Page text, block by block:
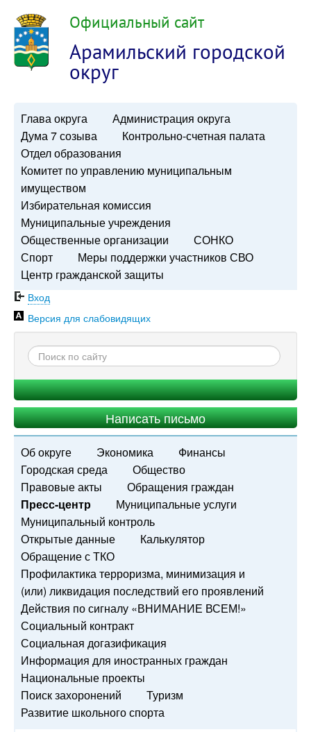
Официальный сайт
Арамильский городской
округ
Глава округа
Администрация округа
Дума 7 созыва
Контрольно-счетная палата
Отдел образования
Комитет по управлению муниципальным
имуществом
Избирательная комиссия
Муниципальные учреждения
Общественные организации
СОНКО
Спорт
Меры поддержки участников СВО
Центр гражданской защиты
Вход
Версия для слабовидящих
Написать письмо
Об округе Экономика
Финансы
Городская среда
Общество
Правовые акты
Обращения граждан
Пресс-центр
Муниципальные услуги
Муниципальный контроль
Открытые данные
Калькулятор
Обращение с ТКО
Профилактика терроризма, минимизация и
(или) ликвидация последствий его проявлений
Действия по сигналу «ВНИМАНИЕ ВСЕМ!»
Социальный контракт
Социальная догазификация
Информация для иностранных граждан
Национальные проекты
Поиск захоронений
Туризм
Развитие школьного спорта